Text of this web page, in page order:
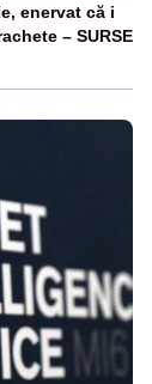
enervat că i
– SURSE